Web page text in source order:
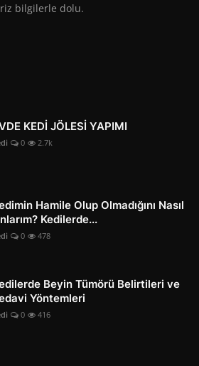
bilgilerle dolu.
KEDİ JÖLESİ YAPIMI
0 2.7k
Hamile Olup Olmadığını Nasıl
Kedilerde...
0 478
Beyin Tümörü Belirtileri ve
Yöntemleri
0 416